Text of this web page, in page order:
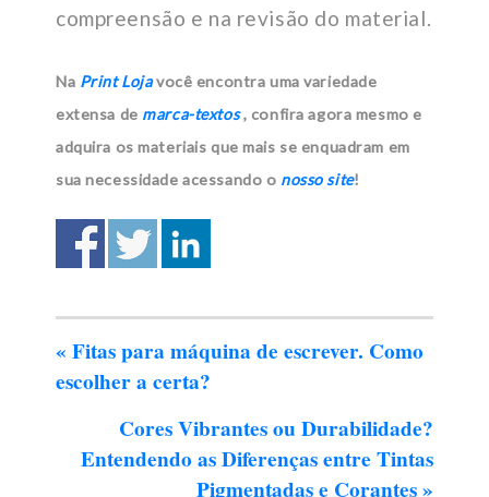
compreensão e na revisão do material.
Na Print Lojavocê encontra uma variedade
extensa de marca-textos, confira agora mesmo e
adquira os materiais que mais se enquadram em
sua necessidade acessando o nosso site!
« Fitas para máquina de escrever. Como
escolher a certa?
Cores Vibrantes ou Durabilidade?
Entendendo as Diferenças entre Tintas
Pigmentadas e Corantes»